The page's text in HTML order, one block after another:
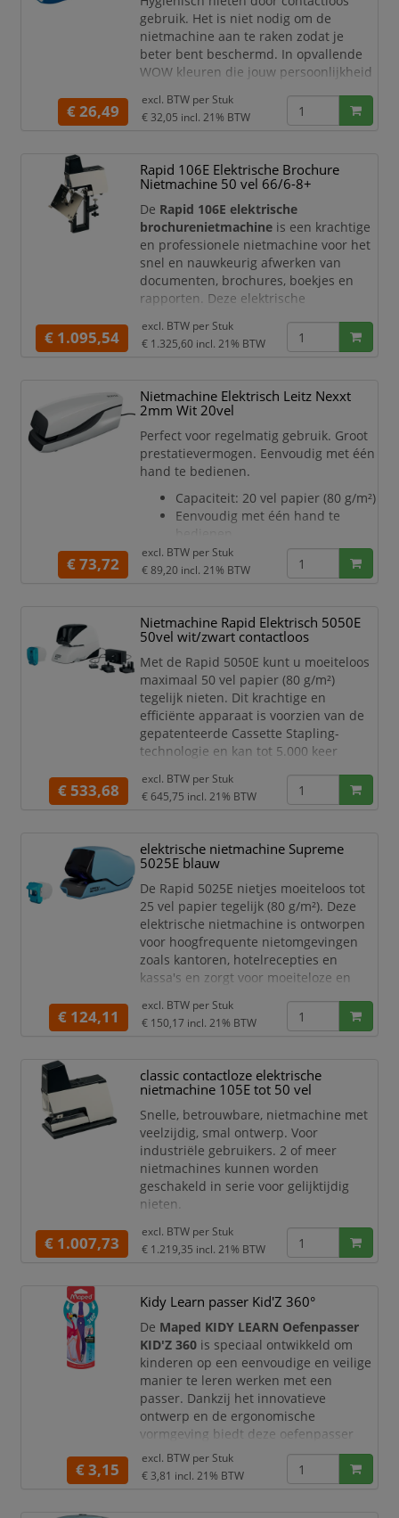
Afmetingen 63 x 77 x 190
Lieferomvang Inclusief adapter
gebruik. Het is niet nodig om de
nietmachine aan te raken zodat je
beter bent beschermd. In opvallende
WOW kleuren die jouw persoonlijkheid
voor gemakkelijk mobiel gebruik. Leitz
elektrische nietjes E1 garanderen altijd
Niet tot 10 vel (80-grams papier)
Hygiënisch nieten door
contactloos gebruik. Het is niet
nodig
€ 26,49
excl. BTW per Stuk
€ 32,05 incl. 21% BTW
Rapid 106E Elektrische Brochure
Nietmachine 50 vel 66/6-8+
De Rapid 106E elektrische
brochurenietmachine is een krachtige
en professionele nietmachine voor het
snel en nauwkeurig afwerken van
documenten, brochures, boekjes en
rapporten. Deze elektrische
intensief gebruik in kantoren,
copyshops, drukkerijen, postkamers en
precisie en een nette afwerking
belangrijk zijn.
Dankzij de3-in-1 functionaliteit is de
Rapid 106E geschikt vo
€ 1.095,54
excl. BTW per Stuk
€ 1.325,60 incl. 21% BTW
Nietmachine Elektrisch Leitz Nexxt
2mm Wit 20vel
Perfect voor regelmatig gebruik. Groot
prestatievermogen. Eenvoudig met één
hand te bedienen.
Capaciteit: 20 vel papier (80 g/m²)
Eenvoudig met één hand te
Betrouwbare prestatie door
gebruik van adapter
3 jaar garantie en veiligheid
getest volgens GS bij gebruik van
Leitz nietjes
Kleur Wit
Afmetingen 63 x 77 x 190
Lieferomvang Inclusief adapter
€ 73,72
excl. BTW per Stuk
€ 89,20 incl. 21% BTW
Nietmachine Rapid Elektrisch 5050E
50vel wit/zwart contactloos
Met de Rapid 5050E kunt u moeiteloos
maximaal 50 vel papier (80 g/m²)
tegelijk nieten. Dit krachtige en
efficiënte apparaat is voorzien van de
gepatenteerde Cassette Stapling-
technologie en kan tot 5.000 keer
hoeven te worden geladen, ongeacht
het aantal vellen. De 5050E is
duurzaamheid en is ontworpen voor
maximaal 500.000 nietbewerkingen,
van grote volu
€ 533,68
excl. BTW per Stuk
€ 645,75 incl. 21% BTW
elektrische nietmachine Supreme
5025E blauw
De Rapid 5025E nietjes moeiteloos tot
25 vel papier tegelijk (80 g/m²). Deze
elektrische nietmachine is ontworpen
voor hoogfrequente nietomgevingen
zoals kantoren, hotelrecepties en
kassa's en zorgt voor moeiteloze en
verbeterde nauwkeurigheid en
efficiëntie is de 5025E voorzien van een
aangeeft waar elk nietje zal worden
geplaatst. Ervaar hygiënisch nieten
€ 124,11
excl. BTW per Stuk
€ 150,17 incl. 21% BTW
classic contactloze elektrische
nietmachine 105E tot 50 vel
Snelle, betrouwbare, nietmachine met
veelzijdig, smal ontwerp. Voor
industriële gebruikers. 2 of meer
nietmachines kunnen worden
geschakeld in serie voor gelijktijdig
nieten.
Kenmerken:
Capaciteit tot 50 vel papier (80
Gebruikt 66/6-8 mm nietjes
Instelbare nietkracht
Instelbare inlegdiepte 0-100 mm
Smal ontwerp voor veelzijdige
opberging
Beschermkap, stroomtoevoer
wordt afge
€ 1.007,73
excl. BTW per Stuk
€ 1.219,35 incl. 21% BTW
Kidy Learn passer Kid'Z 360°
De Maped KIDY LEARN Oefenpasser
KID'Z 360 is speciaal ontwikkeld om
kinderen op een eenvoudige en veilige
manier te leren werken met een
passer. Dankzij het innovatieve
ontwerp en de ergonomische
vormgeving biedt deze oefenpasser
extra stabiliteit en gebruiksgemak
tijdens de eerste teken- en
meetoefeningen.
€ 3,15
excl. BTW per Stuk
€ 3,81 incl. 21% BTW